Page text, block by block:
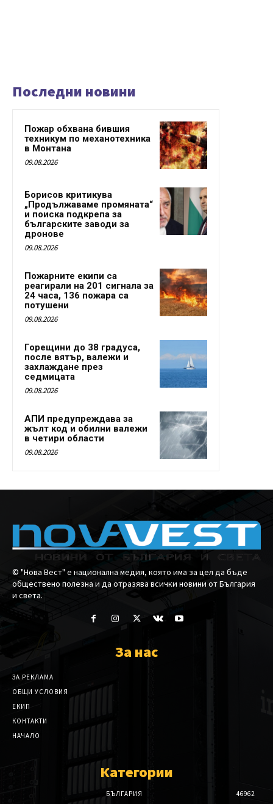
Последни новини
Пожар обхвана бившия
техникум по механотехника
в Монтана
09.08.2026
Борисов критикува
„Продължаваме промяната“
и поиска подкрепа за
българските заводи за
дронове
09.08.2026
Пожарните екипи са
реагирали на 201 сигнала за
24 часа, 136 пожара са
потушени
09.08.2026
Горещини до 38 градуса,
после вятър, валежи и
захлаждане през
седмицата
09.08.2026
АПИ предупреждава за
жълт код и обилни валежи
в четири области
09.08.2026
© "Нова Вест" е национална медия, която има за цел да бъде
обществено полезна и да отразява всички новини от България
и света.
За нас
ЗА РЕКЛАМА
ОБЩИ УСЛОВИЯ
ЕКИП
КОНТАКТИ
НАЧАЛО
Категории
БЪЛГАРИЯ
46962